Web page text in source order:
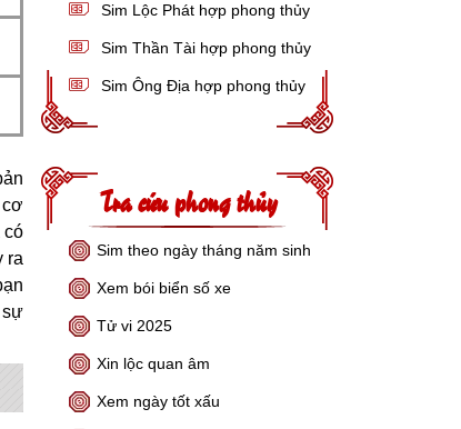
cơ
có
ra
sự
Sim Lộc Phát hợp phong thủy
Sim Thần Tài hợp phong thủy
Sim Ông Địa hợp phong thủy
Tra cứu phong thủy
Sim theo ngày tháng năm sinh
Xem bói biển số xe
Tử vi 2025
Xin lộc quan âm
Xem ngày tốt xấu